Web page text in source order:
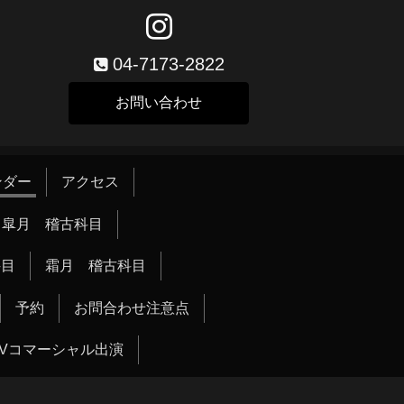
04-7173-2822
お問い合わせ
ー アクセス
皐月 稽古科目
霜月 稽古科目
予約 お問合わせ注意点
コマーシャル出演